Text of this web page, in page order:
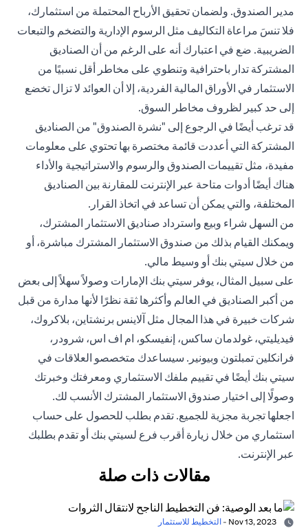
مدير الصندوق. ولضمان تحقيق الأرباح المحتملة من استثمارك،
فلا تنسَ مراعاة التكاليف مثل الرسوم الإدارية والتضخم والتبعات
الضريبية. ضع في اعتبارك أنه على الرغم من أن الصناديق
المشتركة تدار باحترافية وتنطوي على مخاطر أقل نسبيًا من
الاستثمار في الأوراق المالية الفردية، إلا أن العوائد لا تزال تخضع
إلى حد كبير لظروف مخاطر السوق.
قد ترغب أيضًا في الرجوع إلى "نشرة الصندوق" من الصناديق
المشتركة التي أعددت قائمة مختصرة بها تحتوي على معلومات
مفيدة، مثل تقييمات الصندوق والرسوم والاستراتيجية والأداء
هناك أيضًا أدوات متاحة عبر الإنترنت للمقارنة بين الصناديق
المختلفة، والتي يمكن أن تساعد في اتخاذ القرار.
من السهل شراء وبيع واسترداد صناديق الاستثمار المشترك،
ويمكنك القيام بذلك من صندوق الاستثمار المشترك مباشرة، أو
من خلال سيتي بنك أو وسيط مالي.
على سبيل المثال، يوفر سيتي بنك الإمارات وصولاً سهلاً إلى بعض
من أكبر الصناديق في العالم وأكثرها ثقة نظرًا لأنها مدارة من قبل
شركات خبيرة في هذا المجال مثل آلاينس برنشتاين، بلاكروك،
فيديليتي، غولدمان ساكس، إنفيسكو، ام اف اس، شرودر،
فرانكلين تمبلتون وبيونير. سيساعدك متخصصو العلاقات في
سيتي بنك أيضًا في تقييم ملفك الاستثماري ومعرفتك وخبرتك
وصولًا إلى اختيار صندوق الاستثمار المشترك الأنسب لك.
اجعلها تجربة مجزية للجميع. تقدم بطلب للحصول على حساب
استثماري من خلال زيارة أقرب فرع لسيتي بنك أو تقدم بطلبك
عبر الإنترنت.
مقالات ذات صلة
- التخطيط للاستثمار